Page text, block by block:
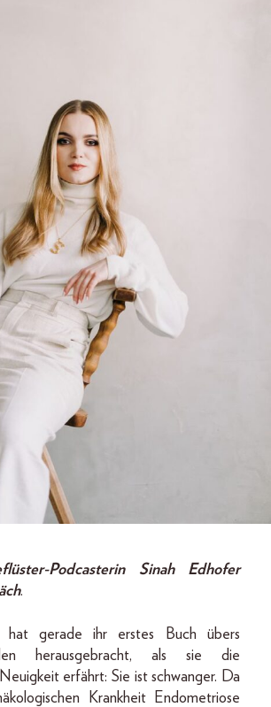
Podcasterin Sinah Edhofer
.
hat gerade ihr erstes Buch übers
herausgebracht, als sie die
erfährt: Sie ist schwanger. Da
Krankheit Endometriose